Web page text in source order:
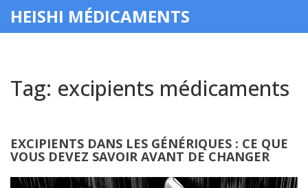
HEISHI MÉDICAMENTS
Tag: excipients médicaments
EXCIPIENTS DANS LES GÉNÉRIQUES : CE QUE
VOUS DEVEZ SAVOIR AVANT DE CHANGER